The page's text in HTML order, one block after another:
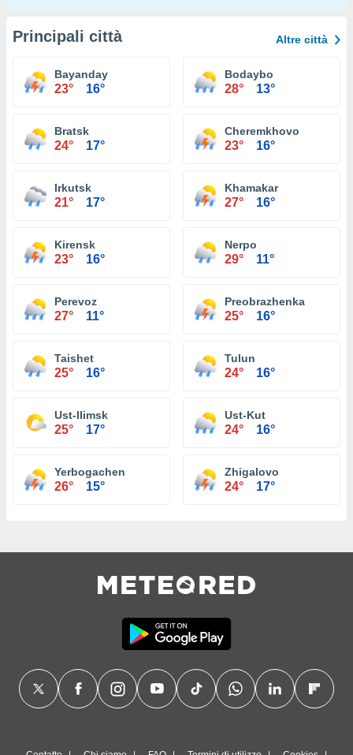
Principali città Altre città
Bayanday
23° 16°
Bodaybo
28° 13°
Bratsk
24° 17°
Cheremkhovo
23° 16°
Irkutsk
21° 17°
Khamakar
27° 16°
Kirensk
23° 16°
Nerpo
29° 11°
Perevoz
27° 11°
Preobrazhenka
25° 16°
Taishet
25° 16°
Tulun
24° 16°
Ust-Ilimsk
25° 17°
Ust-Kut
24° 16°
Yerbogachen
26° 15°
Zhigalovo
24° 17°